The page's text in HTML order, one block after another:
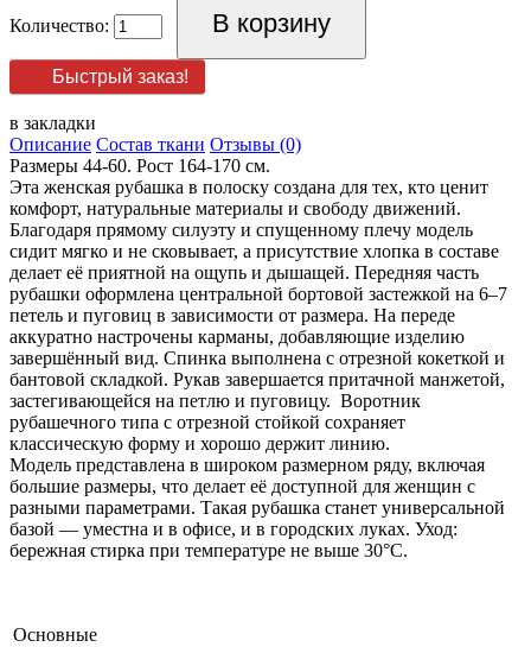
Количество:
Быстрый заказ!
в закладки
Описание Состав ткани Отзывы (0)
Размеры 44-60. Рост 164-170 см.
Эта женская рубашка в полоску создана для тех, кто ценит
комфорт, натуральные материалы и свободу движений.
Благодаря прямому силуэту и спущенному плечу модель
сидит мягко и не сковывает, а присутствие хлопка в составе
делает её приятной на ощупь и дышащей. Передняя часть
рубашки оформлена центральной бортовой застежкой на 6–7
петель и пуговиц в зависимости от размера. На переде
аккуратно настрочены карманы, добавляющие изделию
завершённый вид. Спинка выполнена с отрезной кокеткой и
бантовой складкой. Рукав завершается притачной манжетой,
застегивающейся на петлю и пуговицу. Воротник
рубашечного типа с отрезной стойкой сохраняет
классическую форму и хорошо держит линию.
Модель представлена в широком размерном ряду, включая
большие размеры, что делает её доступной для женщин с
разными параметрами. Такая рубашка станет универсальной
базой — уместна и в офисе, и в городских луках. Уход:
бережная стирка при температуре не выше 30°C.
Основные